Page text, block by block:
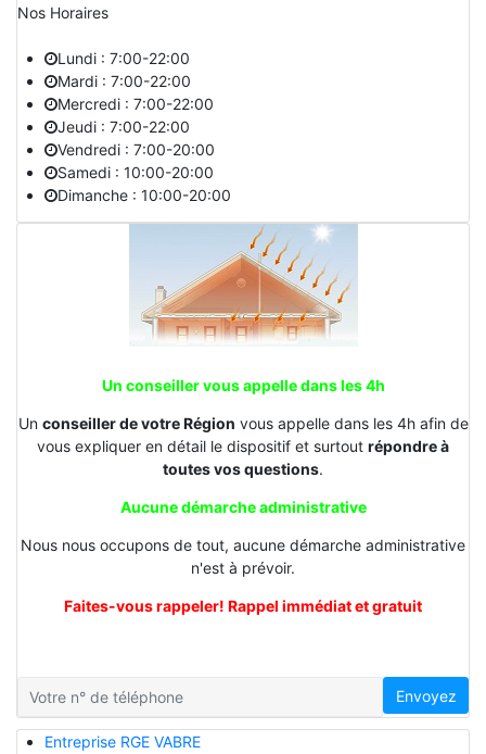
Nos Horaires
Lundi : 7:00-22:00
Mardi : 7:00-22:00
Mercredi : 7:00-22:00
Jeudi : 7:00-22:00
Vendredi : 7:00-20:00
Samedi : 10:00-20:00
Dimanche : 10:00-20:00
Un conseiller vous appelle dans les 4h
Un conseiller de votre Région vous appelle dans les 4h afin de
vous expliquer en détail le dispositif et surtout répondre à
toutes vos questions.
Aucune démarche administrative
Nous nous occupons de tout, aucune démarche administrative
n'est à prévoir.
Faites-vous rappeler! Rappel immédiat et gratuit
Envoyez
Entreprise RGE VABRE